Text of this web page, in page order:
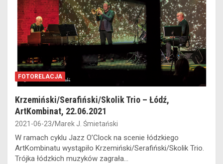
FOTORELACJA
Krzemiński/Serafiński/Skolik Trio – Łódź,
ArtKombinat, 22.06.2021
2021-06-23 Marek J. Śmietański
W ramach cyklu Jazz O’Clock na scenie łódzkiego
ArtKombinatu wystąpiło Krzemiński/Serafiński/Skolik Trio.
Trójka łódzkich muzyków zagrała…